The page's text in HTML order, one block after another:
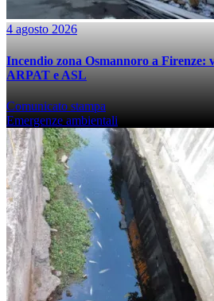
4 agosto 2026
Incendio zona Osmannoro a Firenze:
ARPAT e ASL
Comunicato stampa
Emergenze ambientali